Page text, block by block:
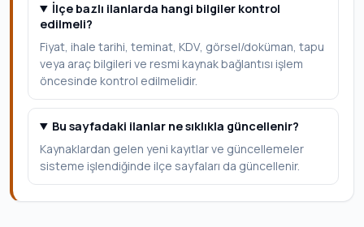
İlçe bazlı ilanlarda hangi bilgiler kontrol
edilmeli?
Fiyat, ihale tarihi, teminat, KDV, görsel/doküman, tapu
veya araç bilgileri ve resmi kaynak bağlantısı işlem
öncesinde kontrol edilmelidir.
Bu sayfadaki ilanlar ne sıklıkla güncellenir?
Kaynaklardan gelen yeni kayıtlar ve güncellemeler
sisteme işlendiğinde ilçe sayfaları da güncellenir.